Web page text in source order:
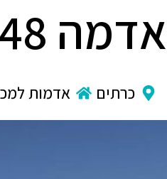
אדמה 48 כרתים
כרתים אדמות